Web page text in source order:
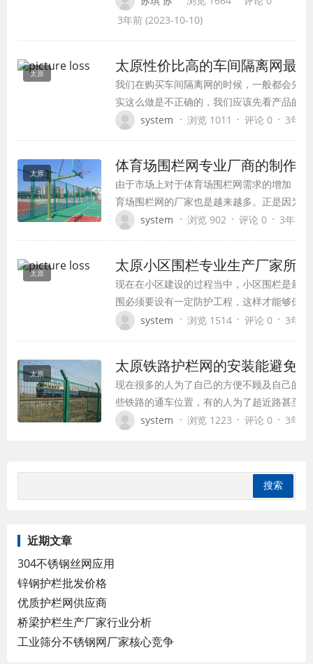
性，还能提升机场的整体形象。
3年前 (2023-10-10)
太原 太原性价比高的车间隔离网最
我们在购买车间隔离网的时候，一般都会先
实这么做是不正确的，我们应该先看产品的
格。 system · 浏览 1011 · 评论 0 · 3年
太原 体育场围栏网专业厂商的制作
由于市场上对于体育场围栏网需求的增加，
育场围栏网的厂家也是越来越多。正是因为
支持，才会使市场上的产品能够及时有效的
system · 浏览 902 · 评论 0 · 3年前
太原 太原小区围栏专业生产厂家所
现在在小区建设的过程当中，小区围栏是最
围必须要设有一定防护工程，这样才能够保
性，那么一定要首先重视小区围栏专业生产
system · 浏览 1514 · 评论 0 · 3年
太原 太原铁路护栏网的安装能避免
现在很多的人为了自己的方便不顾及自己的
些铁路的通车位置，有的人为了超近路甚至
己的生命安全非常不负责的一种行为。
system · 浏览 1223 · 评论 0 · 3年
近期文章
304不锈钢丝网应用
锌钢护栏批发价格
优质护栏网供应商
桥梁护栏生产厂家行业分析
工业筛分不锈钢网厂家核心竞争